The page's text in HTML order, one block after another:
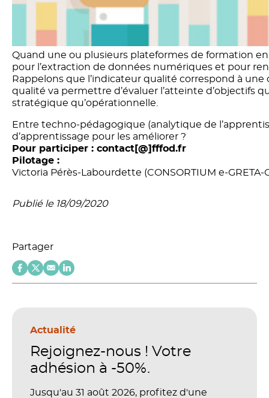
Quand une ou plusieurs plateformes de formation
pour l’extraction de données numériques et pour
Rappelons que l’indicateur qualité correspond à
qualité va permettre d’évaluer l’atteinte d’objectifs
stratégique qu’opérationnelle.
Entre techno-pédagogique (analytique de
d’apprentissage pour les améliorer ?
Pour participer : contact[@]fffod.fr
Pilotage :
Victoria Pérès-Labourdette (CONSORTIUM e-GRETA-
Publié le 18/09/2020
Partager
Actualité
Rejoignez-nous ! Votre
adhésion à -50%.
Jusqu'au 31 août 2026, profitez d'une